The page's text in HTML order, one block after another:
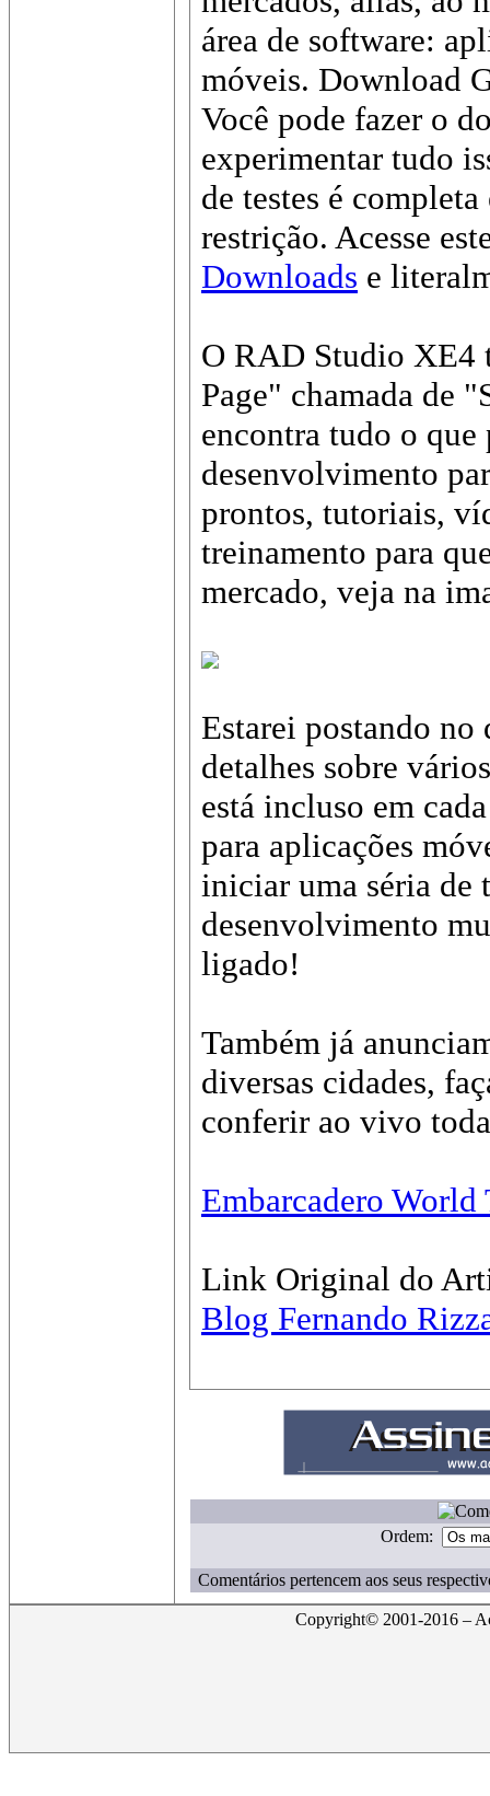
área de software:
móveis. Download
Você pode fazer o
experimentar tudo
de testes é
restrição. Acesse
Downloads e
O RAD Studio XE4
Page" chamada de
encontra tudo o
desenvolvimento
prontos, tutoriais,
treinamento para
mercado, veja na
Estarei postando no
detalhes sobre
está incluso em
para aplicações
iniciar uma séria de
desenvolvimento
ligado!
Também já
diversas cidades,
conferir ao vivo
Embarcadero World
Link Original do
Blog Fernando
Ordem:
Comentários pertencem aos seus
Copyright© 2001-2016 –